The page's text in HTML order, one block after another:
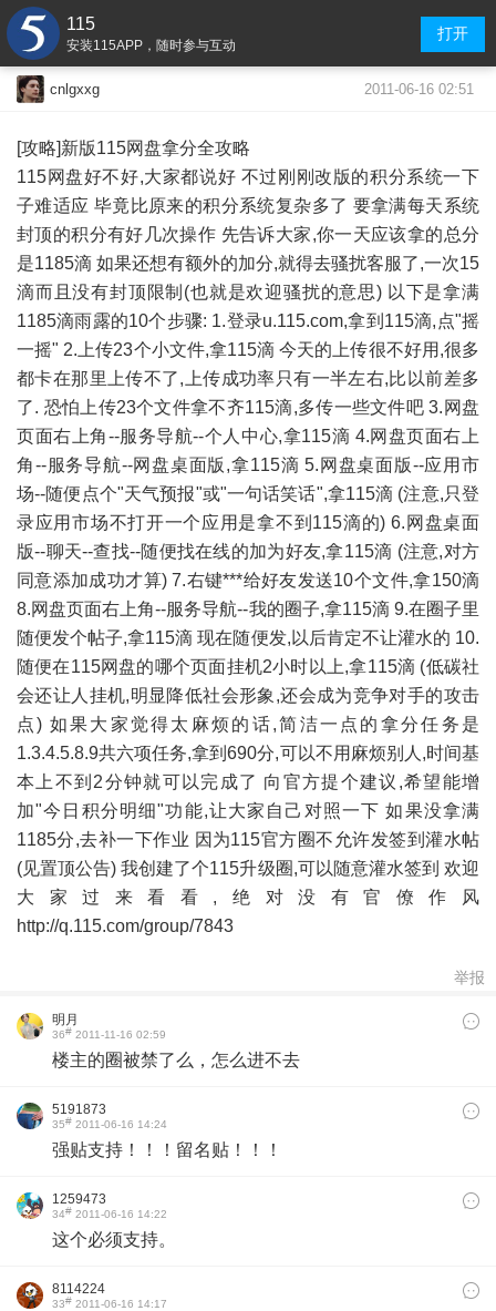
115
安装115APP，随时参与互动
打开
cnlgxxg 2011-06-16 02:51
[攻略]新版115网盘拿分全攻略
115网盘好不好,大家都说好 不过刚刚改版的积分系统一下
子难适应 毕竟比原来的积分系统复杂多了 要拿满每天系统
封顶的积分有好几次操作 先告诉大家,你一天应该拿的总分
是1185滴 如果还想有额外的加分,就得去骚扰客服了,一次15
滴而且没有封顶限制(也就是欢迎骚扰的意思) 以下是拿满
1185滴雨露的10个步骤: 1.登录u.115.com,拿到115滴,点"摇
一摇" 2.上传23个小文件,拿115滴 今天的上传很不好用,很多
都卡在那里上传不了,上传成功率只有一半左右,比以前差多
了. 恐怕上传23个文件拿不齐115滴,多传一些文件吧 3.网盘
页面右上角--服务导航--个人中心,拿115滴 4.网盘页面右上
角--服务导航--网盘桌面版,拿115滴 5.网盘桌面版--应用市
场--随便点个"天气预报"或"一句话笑话",拿115滴 (注意,只登
录应用市场不打开一个应用是拿不到115滴的) 6.网盘桌面
版--聊天--查找--随便找在线的加为好友,拿115滴 (注意,对方
同意添加成功才算) 7.右键***给好友发送10个文件,拿150滴
8.网盘页面右上角--服务导航--我的圈子,拿115滴 9.在圈子里
随便发个帖子,拿115滴 现在随便发,以后肯定不让灌水的 10.
随便在115网盘的哪个页面挂机2小时以上,拿115滴 (低碳社
会还让人挂机,明显降低社会形象,还会成为竞争对手的攻击
点) 如果大家觉得太麻烦的话,简洁一点的拿分任务是
1.3.4.5.8.9共六项任务,拿到690分,可以不用麻烦别人,时间基
本上不到2分钟就可以完成了 向官方提个建议,希望能增
加"今日积分明细"功能,让大家自己对照一下 如果没拿满
1185分,去补一下作业 因为115官方圈不允许发签到灌水帖
(见置顶公告) 我创建了个115升级圈,可以随意灌水签到 欢迎
大家过来看看,绝对没有官僚作风
http://q.115.com/group/7843
举报
明月
36# 2011-11-16 02:59
楼主的圈被禁了么，怎么进不去
5191873
35# 2011-06-16 14:24
强贴支持！！！留名贴！！！
1259473
34# 2011-06-16 14:22
这个必须支持。
8114224
33# 2011-06-16 14:17